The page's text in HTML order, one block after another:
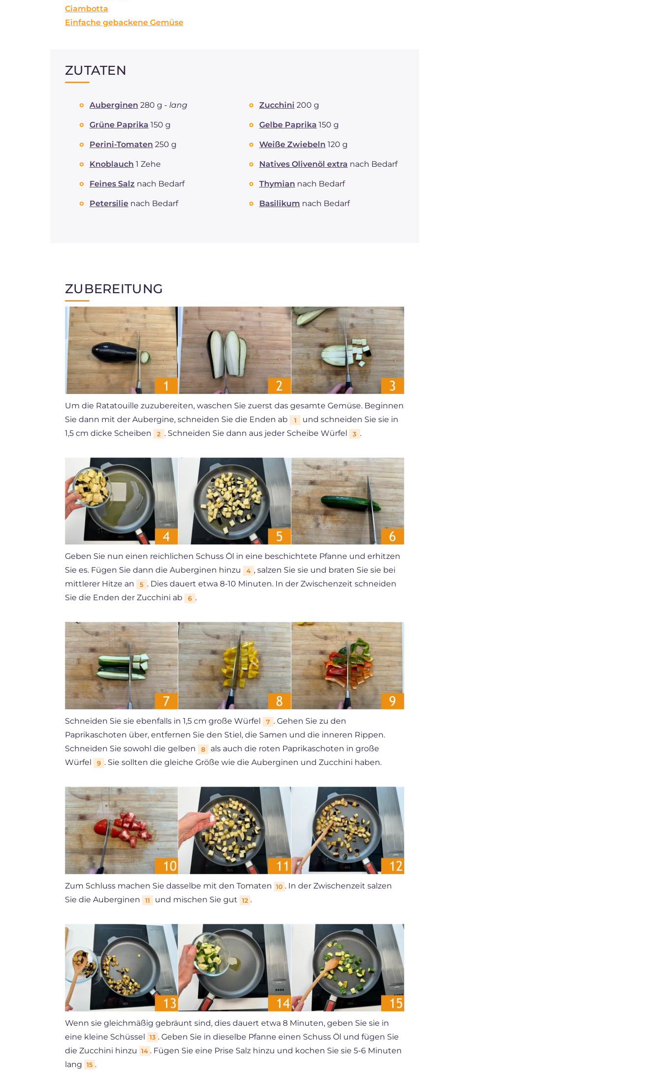
Ciambotta
Einfache gebackene Gemüse
ZUTATEN
Auberginen 280 g - lang Zucchini 200 g
Grüne Paprika 150 g Gelbe Paprika 150 g
Perini-Tomaten 250 g Weiße Zwiebeln 120 g
Knoblauch 1 Zehe Natives Olivenöl extra nach Bedarf
Feines Salz nach Bedarf Thymian nach Bedarf
Petersilie nach Bedarf Basilikum nach Bedarf
ZUBEREITUNG
Um die Ratatouille zuzubereiten, waschen Sie zuerst das gesamte Gemüse. Beginnen
Sie dann mit der Aubergine, schneiden Sie die Enden ab
1
und schneiden Sie sie in
1,5 cm dicke Scheiben
2 . Schneiden Sie dann aus jeder Scheibe Würfel 3 .
Geben Sie nun einen reichlichen Schuss Öl in eine beschichtete Pfanne und erhitzen
Sie es. Fügen Sie dann die Auberginen hinzu
4 , salzen Sie sie und braten Sie sie bei
mittlerer Hitze an
5 . Dies dauert etwa 8-10 Minuten. In der Zwischenzeit schneiden
Sie die Enden der Zucchini ab
6 .
Schneiden Sie sie ebenfalls in 1,5 cm große Würfel 7 . Gehen Sie zu den
Paprikaschoten über, entfernen Sie den Stiel, die Samen und die inneren Rippen.
Schneiden Sie sowohl die gelben
8
als auch die roten Paprikaschoten in große
Würfel
9 . Sie sollten die gleiche Größe wie die Auberginen und Zucchini haben.
Zum Schluss machen Sie dasselbe mit den Tomaten 10 . In der Zwischenzeit salzen
Sie die Auberginen
11 und mischen Sie gut 12 .
Wenn sie gleichmäßig gebräunt sind, dies dauert etwa 8 Minuten, geben Sie sie in
eine kleine Schüssel
13 . Geben Sie in dieselbe Pfanne einen Schuss Öl und fügen Sie
die Zucchini hinzu 14 . Fügen Sie eine Prise Salz hinzu und kochen Sie sie 5-6 Minuten
lang
15 .